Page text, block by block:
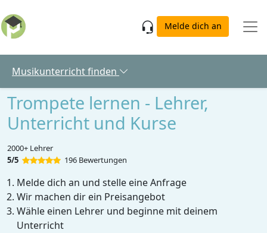
Melde dich an
Musikunterricht finden
Trompete lernen - Lehrer,
Unterricht und Kurse
2000+ Lehrer
5/5
196 Bewertungen
Melde dich an und stelle eine Anfrage
Wir machen dir ein Preisangebot
Wähle einen Lehrer und beginne mit deinem
Unterricht